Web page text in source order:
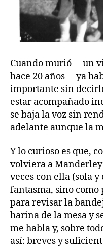
Cuando murió —un
hace 20 años— ya
importante sin
estar acompañado
se baja la voz sin
adelante aunque la
Y lo curioso es que,
volviera a
veces con ella (sola
fantasma, sino como
para revisar la
harina de la mesa y
me habla y, sobre
así: breves y